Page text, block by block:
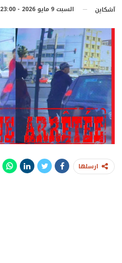
آشكاين السبت 9 مايو 2026 - 23:00
ارسلها